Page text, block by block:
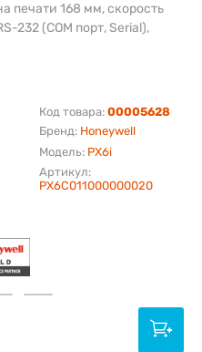
Бренд: Honeywell
Модель: PX6i
Код товара: 00005628
Артикул:
PX6C011000000020
печати 168 мм, скорость
232 (COM порт, Serial),